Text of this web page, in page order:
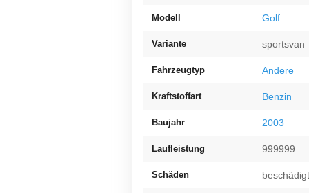
Modell Golf
Variante sportsvan
Fahrzeugtyp Andere
Kraftstoffart Benzin
Baujahr 2003
Laufleistung 999999
Schäden